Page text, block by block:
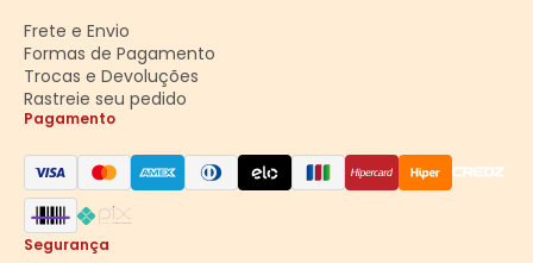
Frete e Envio
Formas de Pagamento
Trocas e Devoluções
Rastreie seu pedido
Pagamento
Segurança